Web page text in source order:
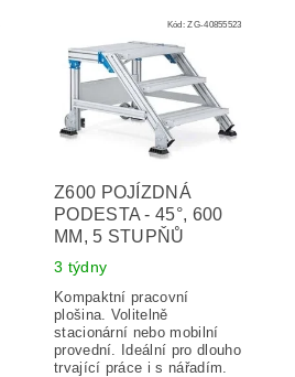
Kód:ZG-40855523
Z600 POJÍZDNÁ
PODESTA - 45°, 600
MM, 5 STUPŇŮ
3 týdny
Kompaktní pracovní
plošina. Volitelně
stacionární nebo mobilní
provední. Ideální pro dlouho
trvající práce i s nářadím.